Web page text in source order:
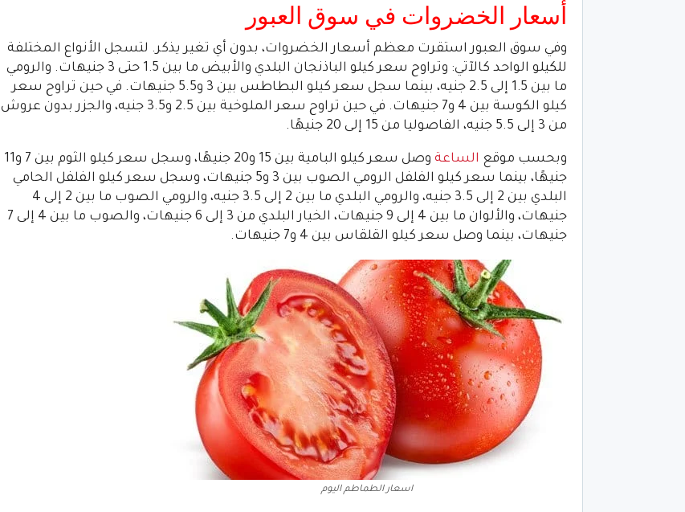
أسعار الخضروات في سوق العبور
وفي سوق العبور استقرت معظم أسعار الخضروات، بدون أي تغير يذكر. لتسجل الأنواع المختلفة
للكيلو الواحد كالآتي: وتراوح سعر كيلو الباذنجان البلدي والأبيض ما بين 1.5 حتى 3 جنيهات. والرومي
ما بين 1.5 إلى 2.5 جنيه، بينما سجل سعر كيلو البطاطس بين 3 و5.5 جنيهات. في حين تراوح سعر
كيلو الكوسة بين 4 و7 جنيهات. في حين تراوح سعر الملوخية بين 2.5 و3.5 جنيه، والجزر بدون عروش
من 3 إلى 5.5 جنيه، الفاصوليا من 15 إلى 20 جنيهًا.
وبحسب موقع الساعة
وصل سعر كيلو البامية بين 15 و20 جنيهًا، وسجل سعر كيلو الثوم بين 7 و11
جنيهًا، بينما سعر كيلو الفلفل الرومي الصوب بين 3 و5 جنيهات، وسجل سعر كيلو الفلفل الحامي
البلدي بين 2 إلى 3.5 جنيه، والرومي البلدي ما بين 2 إلى 3.5 جنيه، والرومي الصوب ما بين 2 إلى 4
جنيهات، والألوان ما بين 4 إلى 9 جنيهات، الخيار البلدي من 3 إلى 6 جنيهات، والصوب ما بين 4 إلى 7
جنيهات، بينما وصل سعر كيلو القلقاس بين 4 و7 جنيهات.
اسعار الطماطم اليوم